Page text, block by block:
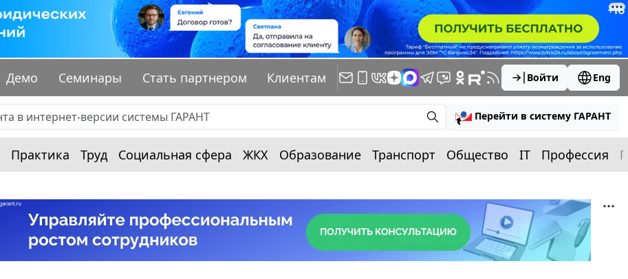
Демо Семинары Стать партнером Клиентам Войти Eng
Перейти в систему ГАРАНТ
Практика Труд Социальная сфера ЖКХ Образование Транспорт Общество IT Профессия